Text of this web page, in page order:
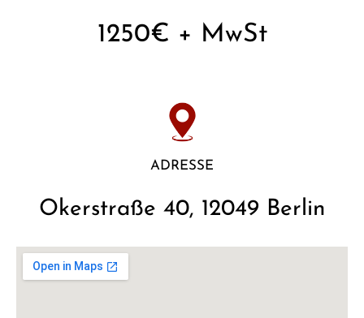
1250€ + MwSt
ADRESSE
Okerstraße 40, 12049 Berlin